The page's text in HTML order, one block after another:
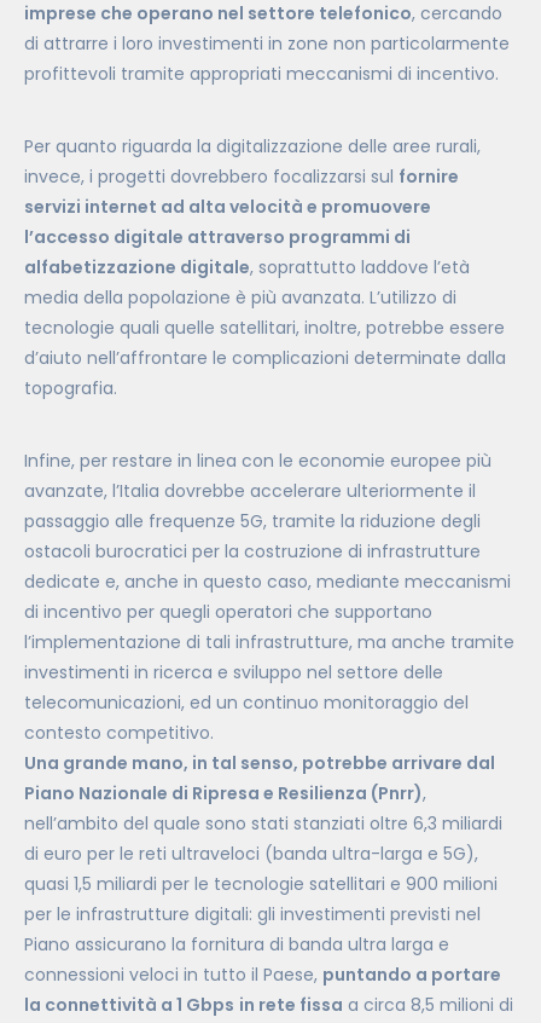
imprese che operano nel settore telefonico, cercando
di attrarre i loro investimenti in zone non particolarmente
profittevoli tramite appropriati meccanismi di incentivo.
Per quanto riguarda la digitalizzazione delle aree rurali,
invece, i progetti dovrebbero focalizzarsi sul fornire
servizi internet ad alta velocità e promuovere
l’accesso digitale attraverso programmi di
alfabetizzazione digitale, soprattutto laddove l’età
media della popolazione è più avanzata. L’utilizzo di
tecnologie quali quelle satellitari, inoltre, potrebbe essere
d’aiuto nell’affrontare le complicazioni determinate dalla
topografia.
Infine, per restare in linea con le economie europee più
avanzate, l’Italia dovrebbe accelerare ulteriormente il
passaggio alle frequenze 5G, tramite la riduzione degli
ostacoli burocratici per la costruzione di infrastrutture
dedicate e, anche in questo caso, mediante meccanismi
di incentivo per quegli operatori che supportano
l’implementazione di tali infrastrutture, ma anche tramite
investimenti in ricerca e sviluppo nel settore delle
telecomunicazioni, ed un continuo monitoraggio del
contesto competitivo.
Una grande mano, in tal senso, potrebbe arrivare dal
Piano Nazionale di Ripresa e Resilienza (Pnrr),
nell’ambito del quale sono stati stanziati oltre 6,3 miliardi
di euro per le reti ultraveloci (banda ultra-larga e 5G),
quasi 1,5 miliardi per le tecnologie satellitari e 900 milioni
per le infrastrutture digitali: gli investimenti previsti nel
Piano assicurano la fornitura di banda ultra larga e
connessioni veloci in tutto il Paese, puntando a portare
la connettività a 1 Gbps in rete fissa a circa 8,5 milioni di